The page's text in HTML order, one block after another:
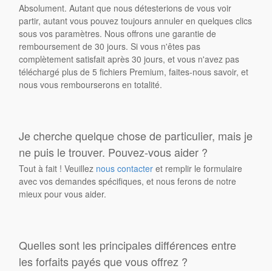
Absolument. Autant que nous détesterions de vous voir
partir, autant vous pouvez toujours annuler en quelques clics
sous vos paramètres. Nous offrons une garantie de
remboursement de 30 jours. Si vous n'êtes pas
complètement satisfait après 30 jours, et vous n'avez pas
téléchargé plus de 5 fichiers Premium, faites-nous savoir, et
nous vous rembourserons en totalité.
Je cherche quelque chose de particulier, mais je
ne puis le trouver. Pouvez-vous aider ?
Tout à fait ! Veuillez nous contacter et remplir le formulaire
avec vos demandes spécifiques, et nous ferons de notre
mieux pour vous aider.
Quelles sont les principales différences entre
les forfaits payés que vous offrez ?